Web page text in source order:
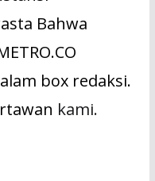
Bahwa
box redaksi.
kami.